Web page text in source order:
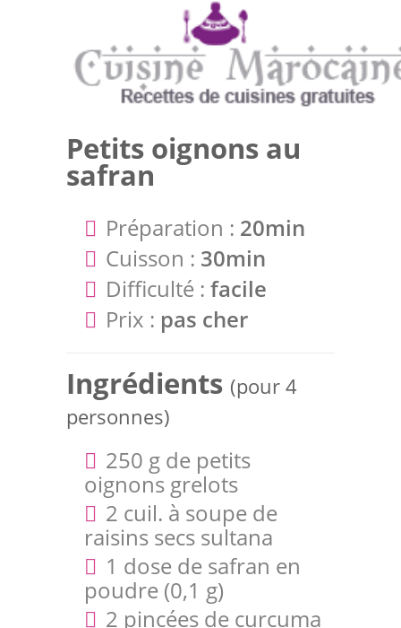
Petits oignons au
safran
Préparation : 20min
Cuisson : 30min
Difficulté : facile
Prix : pas cher
Ingrédients (pour 4
personnes)
250 g de petits
oignons grelots
2 cuil. à soupe de
raisins secs sultana
1 dose de safran en
poudre (0,1 g)
2 pincées de curcuma